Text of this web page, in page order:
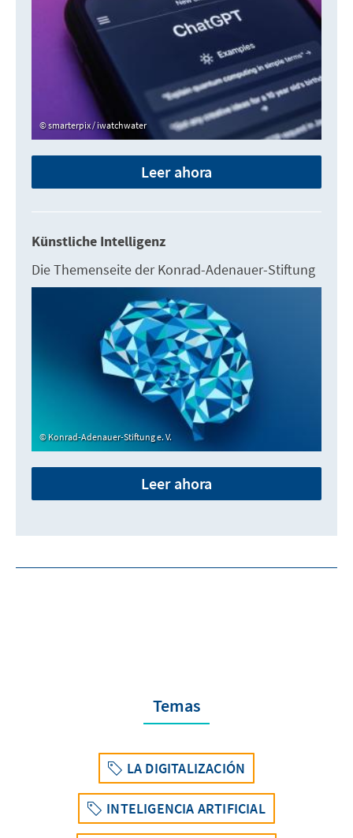
smarterpix / iwatchwater
Leer ahora
Künstliche Intelligenz
Die Themenseite der Konrad-Adenauer-Stiftung
Konrad-Adenauer-Stiftung e. V.
Leer ahora
Temas
LA DIGITALIZACIÓN
INTELIGENCIA ARTIFICIAL